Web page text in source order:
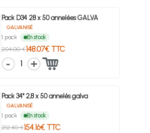
Pack D34 28 x 50 annelées GALVA
GALVANISÉ
1 pack En stock
204.00 €148.07€ TTC
1
Pack 34° 2,8 x 50 annelés galva
GALVANISÉ
1 pack En stock
212.40 €154.16€ TTC